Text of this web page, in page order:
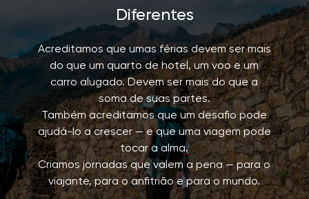
Diferentes
Acreditamos que umas férias devem ser mais
do que um quarto de hotel, um voo e um
carro alugado. Devem ser mais do que a
soma de suas partes.
Também acreditamos que um desafio pode
ajudá-lo a crescer — e que uma viagem pode
tocar a alma.
Criamos jornadas que valem a pena — para o
viajante, para o anfitrião e para o mundo.